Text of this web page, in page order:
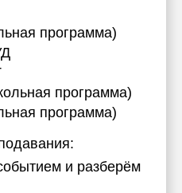
программа)
программа)
программа)
и разберём